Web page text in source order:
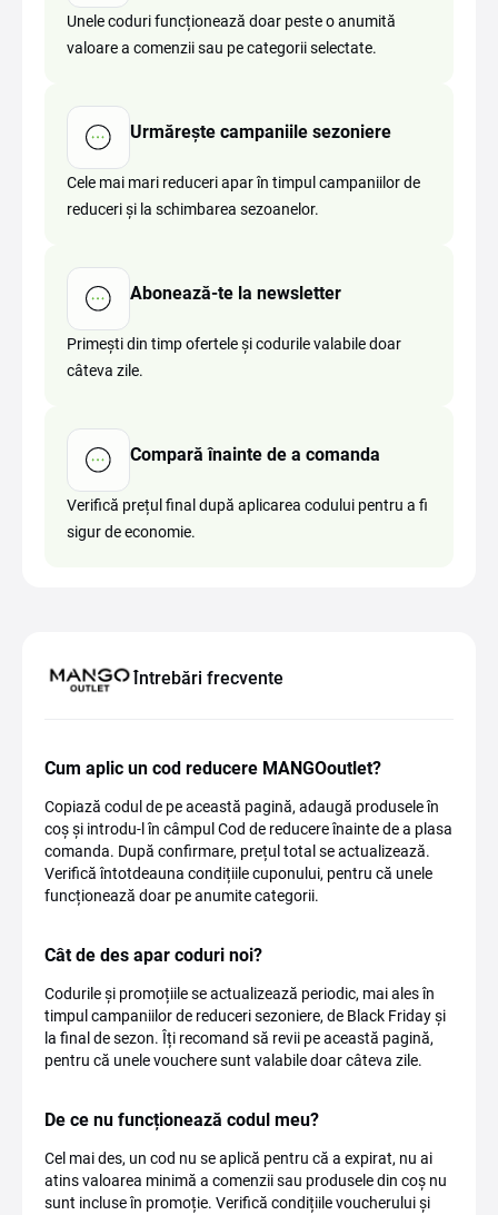
Unele coduri funcționează doar peste o anumită
valoare a comenzii sau pe categorii selectate.
Urmărește campaniile sezoniere
Cele mai mari reduceri apar în timpul campaniilor de
reduceri și la schimbarea sezoanelor.
Abonează-te la newsletter
Primești din timp ofertele și codurile valabile doar
câteva zile.
Compară înainte de a comanda
Verifică prețul final după aplicarea codului pentru a fi
sigur de economie.
Întrebări frecvente
Cum aplic un cod reducere MANGOoutlet?
Copiază codul de pe această pagină, adaugă produsele în
coș și introdu-l în câmpul Cod de reducere înainte de a plasa
comanda. După confirmare, prețul total se actualizează.
Verifică întotdeauna condițiile cuponului, pentru că unele
funcționează doar pe anumite categorii.
Cât de des apar coduri noi?
Codurile și promoțiile se actualizează periodic, mai ales în
timpul campaniilor de reduceri sezoniere, de Black Friday și
la final de sezon. Îți recomand să revii pe această pagină,
pentru că unele vouchere sunt valabile doar câteva zile.
De ce nu funcționează codul meu?
Cel mai des, un cod nu se aplică pentru că a expirat, nu ai
atins valoarea minimă a comenzii sau produsele din coș nu
sunt incluse în promoție. Verifică condițiile voucherului și